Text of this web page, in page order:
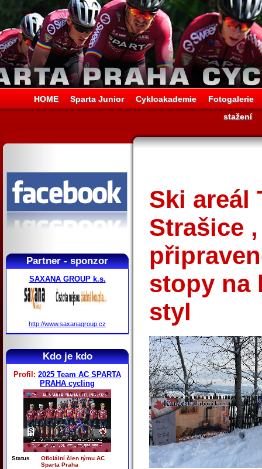
HOME Sparta Junior Cykloakademie
Fotogalerie
stažení
Partner - sponzor
SAXANA GROUP k.s.
http://www.saxanagroup.cz
Kdo je kdo
Profil: 2025 Team AC SPARTA
PRAHA cycling
Status
Oficiální člen týmu AC
Sparta Praha
Ski areál
Strašice
stopy na
styl